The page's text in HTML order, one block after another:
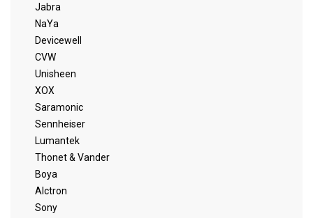
Jabra
NaYa
Devicewell
CVW
Unisheen
XOX
Saramonic
Sennheiser
Lumantek
Thonet & Vander
Boya
Alctron
Sony